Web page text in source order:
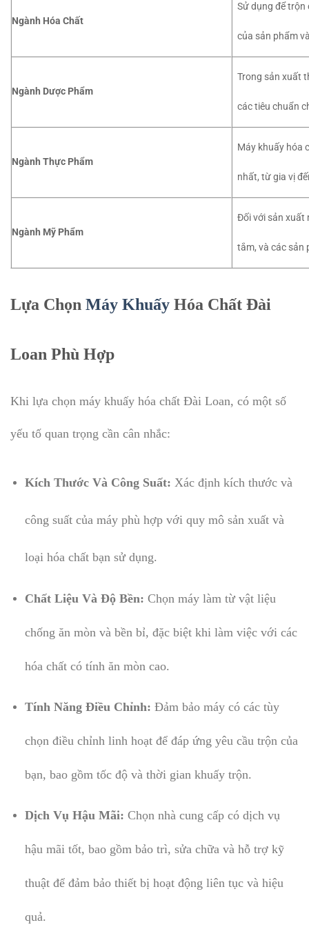
Ngành Hóa Chất
Sử dụng để
của sản phẩm
Ngành Dược Phẩm
Trong sản xuất
các tiêu chuẩn
Ngành Thực Phẩm
Máy khuấy hóa
nhất, từ gia vị
Ngành Mỹ Phẩm
Đối với sản xuất
tắm, và các sản
Lựa Chọn Máy Khuấy Hóa Chất Đài
Loan Phù Hợp
Khi lựa chọn máy khuấy hóa chất Đài Loan, có một số
yếu tố quan trọng cần cân nhắc:
Kích Thước Và Công Suất: Xác định kích thước và
công suất của máy phù hợp với quy mô sản xuất và
loại hóa chất bạn sử dụng.
Chất Liệu Và Độ Bền: Chọn máy làm từ vật liệu
chống ăn mòn và bền bỉ, đặc biệt khi làm việc với các
hóa chất có tính ăn mòn cao.
Tính Năng Điều Chỉnh: Đảm bảo máy có các tùy
chọn điều chỉnh linh hoạt để đáp ứng yêu cầu trộn của
bạn, bao gồm tốc độ và thời gian khuấy trộn.
Dịch Vụ Hậu Mãi: Chọn nhà cung cấp có dịch vụ
hậu mãi tốt, bao gồm bảo trì, sửa chữa và hỗ trợ kỹ
thuật để đảm bảo thiết bị hoạt động liên tục và hiệu
quả.